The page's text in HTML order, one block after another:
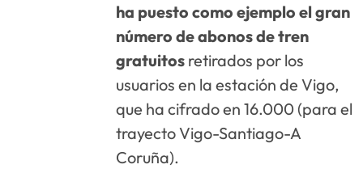
ha puesto como ejemplo el gran
número de abonos de tren
gratuitos retirados por los
usuarios en la estación de Vigo,
que ha cifrado en 16.000 (para el
trayecto Vigo-Santiago-A
Coruña).